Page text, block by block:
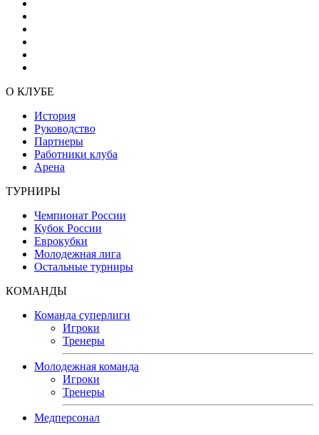
О КЛУБЕ
История
Руководство
Партнеры
Работники клуба
Арена
ТУРНИРЫ
Чемпионат России
Кубок России
Еврокубки
Молодежная лига
Остальные турниры
КОМАНДЫ
Команда суперлиги
Игроки
Тренеры
Молодежная команда
Игроки
Тренеры
Медперсонал